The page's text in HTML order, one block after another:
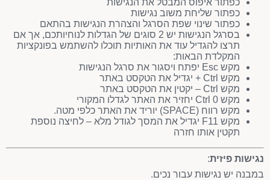
כפתור איפוס המבטל את הנגישות
כפתור שליחת משוב נגישות
כפתור שינוי שפת הסרגל והצהרת הנגישות בהתאם
בסרגל הנגישות יש 2 סוגים של הגדלות לנוחיותכם, אך אם
תרצו להגדיל עוד את האותיות תוכלו להשתמש בפונקציות
המקלדת הבאות:
מקש Esc יפתח ויסגור את סרגל הנגישות
מקש Ctrl + יגדיל את הטקסט באתר
מקש Ctrl – יקטין את הטקסט באתר
מקש Ctrl 0 יחזיר את האתר לגדלו המקורי
מקש רווח (SPACE) יוריד את האתר כלפי מטה.
מקש F11 יגדיל את המסך לגודל מלא – לחיצה נוספת
תקטין אותו חזרה
נגישות פיזית:
במבנה יש נגישות עבור נכים.